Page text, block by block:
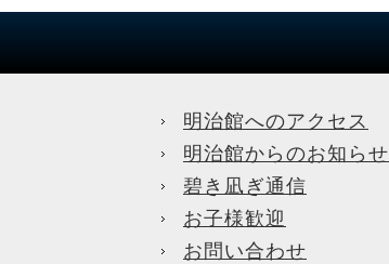
明治館へのアクセス
明治館からのお知らせ
碧き凪ぎ通信
お子様歓迎
お問い合わせ